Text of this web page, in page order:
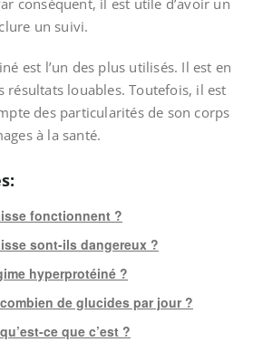
conséquent, il est utile d’avoir un
un suivi.
est l’un des plus utilisés. Il est en
résultats louables. Toutefois, il est
des particularités de son corps
à la santé.
fonctionnent ?
sont-ils dangereux ?
hyperprotéiné ?
de glucides par jour ?
ce que c’est ?